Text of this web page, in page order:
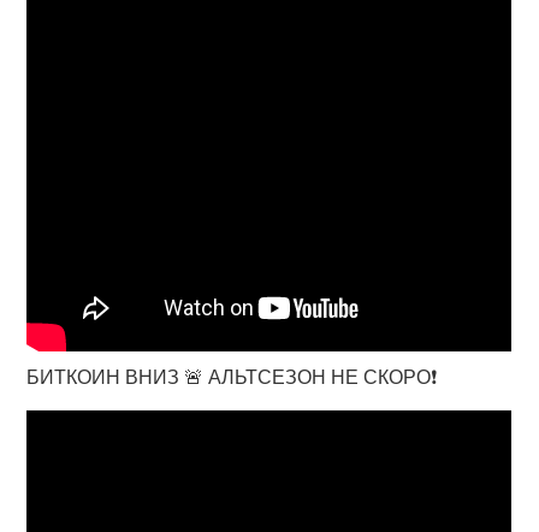
БИТКОИН ВНИЗ 🚨 АЛЬТСЕЗОН НЕ СКОРО❗️